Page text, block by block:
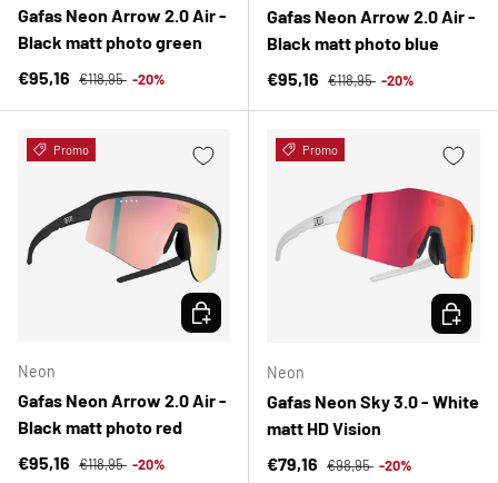
Gafas Neon Arrow 2.0 Air -
Black matt photo green
Precio de venta
€95,16 Precio normal
€118,95 -20%
Gafas Neon Arrow 2.0 Air -
Black matt photo blue
Precio de venta
€95,16 Precio normal
€118,95 -20%
Promo
Neon
Gafas Neon Arrow 2.0 Air -
Black matt photo red
Precio de venta
€95,16 Precio normal
€118,95 -20%
ELEGIR OPCIONES
Promo
Neon
Gafas Neon Sky 3.0 - White
matt HD Vision
Precio de venta
€79,16 Precio normal
€98,95 -20%
ELEGIR